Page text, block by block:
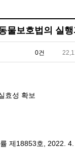
물보호법의 실
0건
효성 확보
제18853호, 2022.